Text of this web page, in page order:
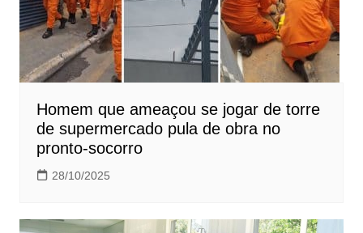
Homem que ameaçou se jogar de torre
de supermercado pula de obra no
pronto-socorro
28/10/2025